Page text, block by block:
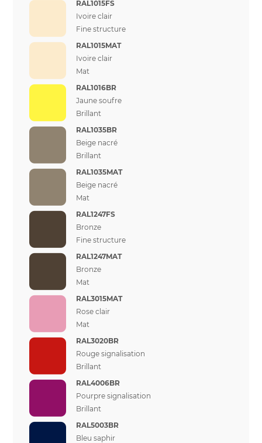
RAL1015FS
Ivoire clair
Fine structure
RAL1015MAT
Ivoire clair
Mat
RAL1016BR
Jaune soufre
Brillant
RAL1035BR
Beige nacré
Brillant
RAL1035MAT
Beige nacré
Mat
RAL1247FS
Bronze
Fine structure
RAL1247MAT
Bronze
Mat
RAL3015MAT
Rose clair
Mat
RAL3020BR
Rouge signalisation
Brillant
RAL4006BR
Pourpre signalisation
Brillant
RAL5003BR
Bleu saphir